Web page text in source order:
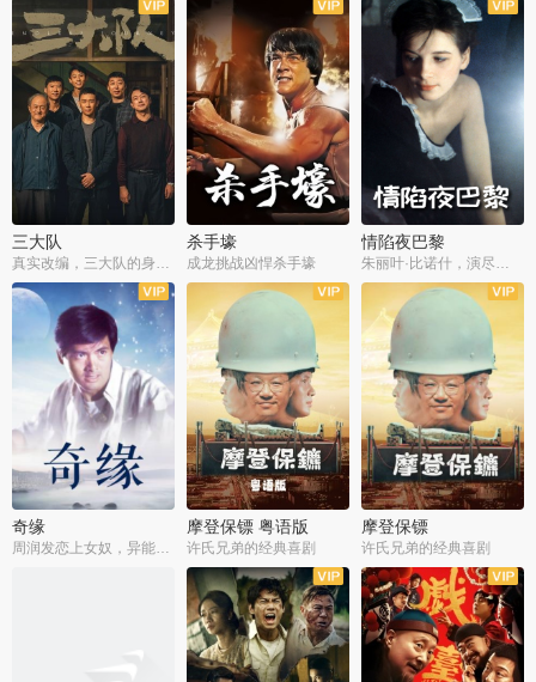
三大队 杀手壕
成龙挑战凶悍杀手壕
情陷夜巴黎
奇缘
周润发恋上女奴，异能护体战邪派
摩登保镖 粤语版
许氏兄弟的经典喜剧
摩登保镖
许氏兄弟的经典喜剧